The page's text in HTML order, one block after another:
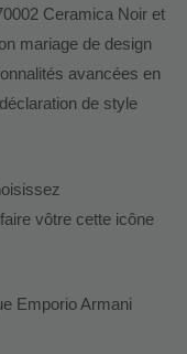
Ceramica Noir et
mariage de design
avancées en
de style
vôtre cette icône
Emporio Armani